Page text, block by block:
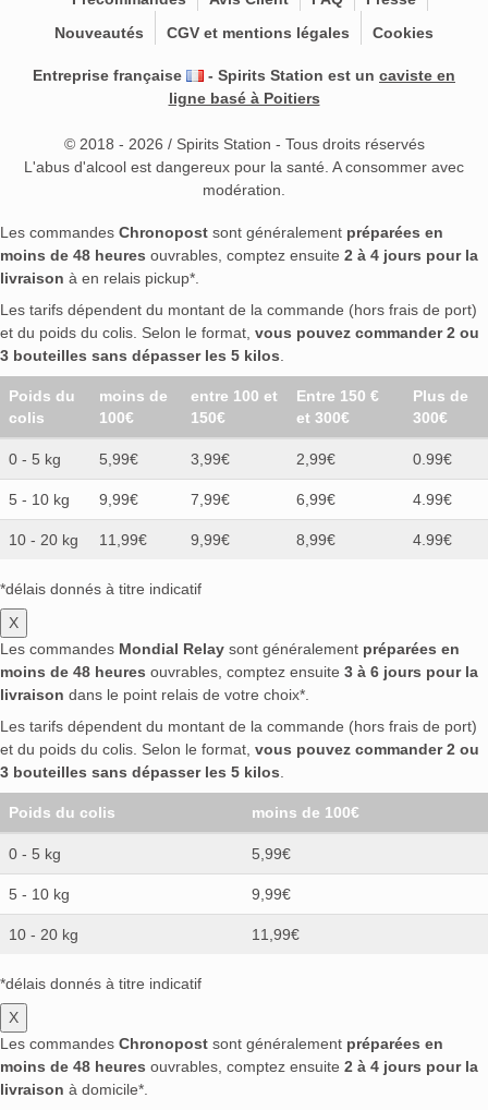
Nouveautés
CGV et mentions légales Cookies
Entreprise française - Spirits Station est un caviste en
ligne basé à Poitiers
© 2018 - 2026 / Spirits Station - Tous droits réservés
L'abus d'alcool est dangereux pour la santé. A consommer avec
modération.
Les commandes Chronopost sont généralement préparées en
moins de 48 heures ouvrables, comptez ensuite 2 à 4 jours pour la
livraison à en relais pickup*.
Les tarifs dépendent du montant de la commande (hors frais de port)
et du poids du colis. Selon le format, vous pouvez commander 2 ou
3 bouteilles sans dépasser les 5 kilos
Poids du
colis
moins de
100€
entre 100 et
150€
Entre 150 €
et 300€
Plus de
300€
0 - 5 kg 5,99€ 3,99€ 2,99€ 0.99€
5 - 10 kg 9,99€ 7,99€ 6,99€ 4.99€
10 - 20 kg 11,99€ 9,99€ 8,99€ 4.99€
*délais donnés à titre indicatif
X
Les commandes Mondial Relay sont généralement préparées en
moins de 48 heures ouvrables, comptez ensuite 3 à 6 jours pour la
livraison dans le point relais de votre choix*.
Les tarifs dépendent du montant de la commande (hors frais de port)
et du poids du colis. Selon le format, vous pouvez commander 2 ou
3 bouteilles sans dépasser les 5 kilos
Poids du colis moins de 100€
0 - 5 kg 5,99€
5 - 10 kg 9,99€
10 - 20 kg 11,99€
*délais donnés à titre indicatif
X
Les commandes Chronopost sont généralement préparées en
moins de 48 heures ouvrables, comptez ensuite 2 à 4 jours pour la
livraison à domicile*.